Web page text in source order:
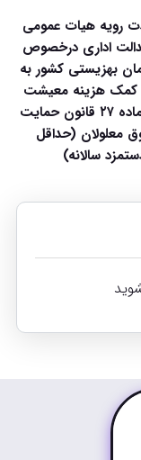
رویه هیات عمومی
اداری درخصوص
بهزیستی کشور به
کمک هزینه معیشت
برمبنای ماده ۲۷ قانون حمایت
معلولان (حداقل
سالانه)